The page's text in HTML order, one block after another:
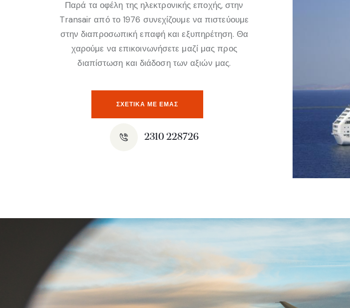
Παρά τα οφέλη της ηλεκτρονικής εποχής, στην
Transair από το 1976 συνεχίζουμε να πιστεύουμε
στην διαπροσωπική επαφή και εξυπηρέτηση. Θα
χαρούμε να επικοινωνήσετε μαζί μας προς
διαπίστωση και διάδοση των αξιών μας.
ΣΧΕΤΙΚΆ ΜΕ ΕΜΑΣ
2310 228726